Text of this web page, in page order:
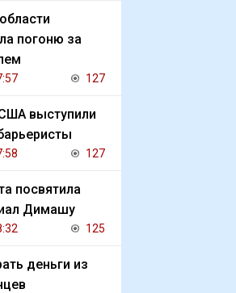
погоню за
127
выступили
127
посвятила
Димашу
125
деньги из